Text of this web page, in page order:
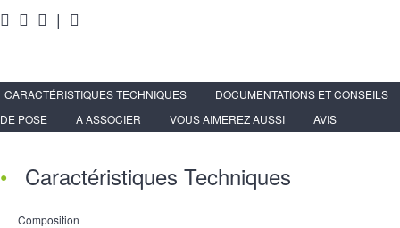
Pièces
Programme Revendeur - LIVOLO France Site Officiel
|
CARACTÉRISTIQUES TECHNIQUES
DOCUMENTATIONS ET CONSEILS
DE POSE
A ASSOCIER VOUS AIMEREZ AUSSI AVIS
Caractéristiques Techniques
Composition